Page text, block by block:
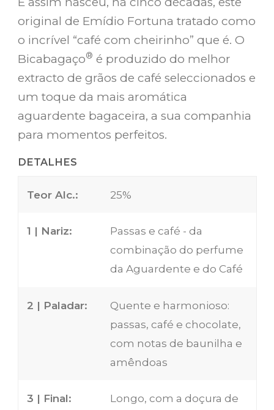
original de Emídio Fortuna tratado como
o incrível “café com cheirinho” que é. O
Bicabagaço® é produzido do melhor
extracto de grãos de café seleccionados e
um toque da mais aromática
aguardente bagaceira, a sua companhia
para momentos perfeitos.
DETALHES
Teor Alc.: 25%
1 | Nariz:
Passas e café - da
combinação do perfume
da Aguardente e do Café
2 | Paladar:
Quente e harmonioso:
passas, café e chocolate,
com notas de baunilha e
amêndoas
3 | Final:
Longo, com a doçura de